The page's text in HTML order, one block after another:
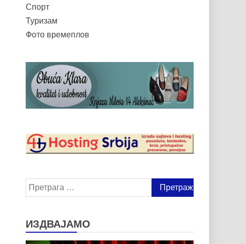
Спорт
Туризам
Фото времеплов
Претрага
за:
ИЗДВАЈАМО